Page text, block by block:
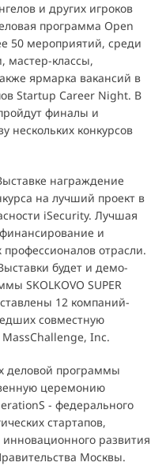
и других игроков
программа Open
50 мероприятий, среди
мастер-классы,
ярмарка вакансий в
Startup Career Night. В
финалы и
нескольких конкурсов
награждение
на лучший проект в
iSecurity. Лучшая
и
отрасли.
будет и демо-
SKOLKOVO SUPER
12 компаний-
совместную
Inc.
деловой программы
церемонию
- федерального
стартапов,
развития
Москвы.